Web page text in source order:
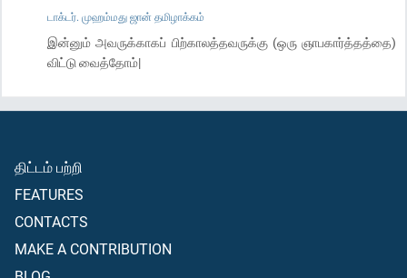
டாக்டர். முஹம்மது ஜான் தமிழாக்கம்
இன்னும் அவருக்காகப் பிற்காலத்தவருக்கு (ஒரு ஞாபகார்த்தத்தை)
விட்டு வைத்தோம்|
திட்டம் பற்றி
FEATURES
CONTACTS
MAKE A CONTRIBUTION